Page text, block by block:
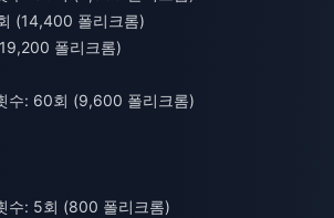
(14,400 폴리크롬)
폴리크롬)
수: 60회 (9,600 폴리크롬)
수: 5회 (800 폴리크롬)